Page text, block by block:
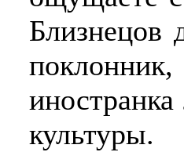
Близнецов
культуры.